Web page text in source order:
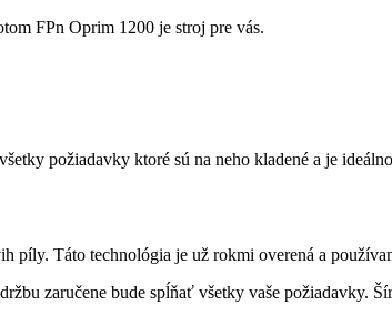
FPn Oprim 1200 je stroj pre vás.
požiadavky ktoré sú na neho kladené a je
Táto technológia je už rokmi overená a
zaručene bude spĺňať všetky vaše požiadavky.